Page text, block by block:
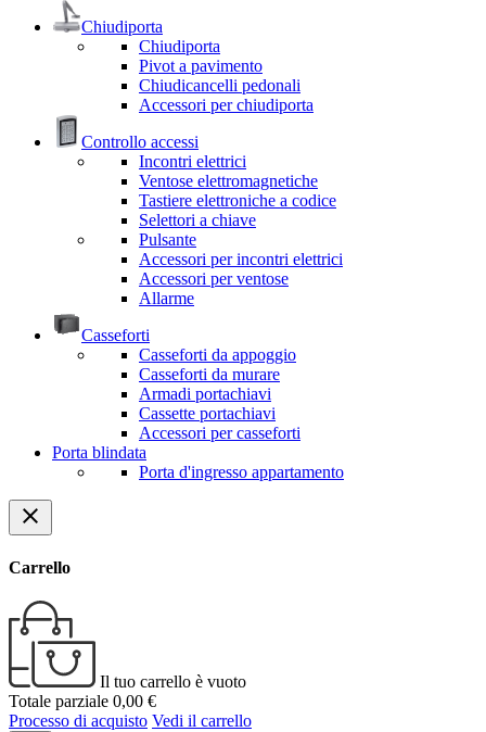
Chiudiporta
Chiudiporta
Pivot a pavimento
Chiudicancelli pedonali
Accessori per chiudiporta
Controllo accessi
Incontri elettrici
Ventose elettromagnetiche
Tastiere elettroniche a codice
Selettori a chiave
Pulsante
Accessori per incontri elettrici
Accessori per ventose
Allarme
Casseforti
Casseforti da appoggio
Casseforti da murare
Armadi portachiavi
Cassette portachiavi
Accessori per casseforti
Porta blindata
Porta d'ingresso appartamento
close
Carrello
Il tuo carrello è vuoto
Totale parziale 0,00 €
Processo di acquisto Vedi il carrello